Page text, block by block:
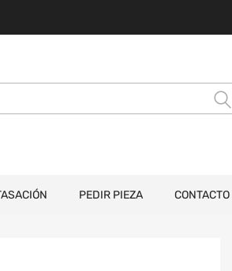
PEDIR PIEZA CONTACTO